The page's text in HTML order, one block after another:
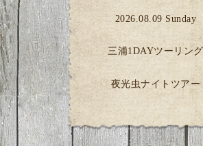
2026.08.09 Sunday
三浦1DAYツーリング
夜光虫ナイトツアー